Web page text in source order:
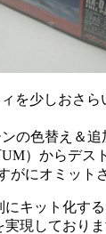
を少しおさら
の色替え＆
）からデス
がにオミット
キット化す
現しておりま